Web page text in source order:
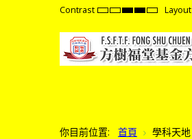
Contrast Default
NightHigh
Black
White
mode
High
Black
Yellow
mode
High
Yellow
Black
mode
Layout
你目前位置: 首頁 學科天地